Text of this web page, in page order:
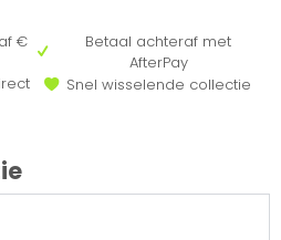
€
Betaal achteraf met
AfterPay
Snel wisselende collectie